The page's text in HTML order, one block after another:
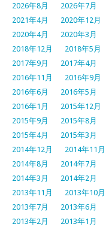
2026年8月 2026年7月
2021年4月
2020年12月
2020年4月
2020年3月
2018年12月
2018年5月
2017年9月
2017年4月
2016年11月
2016年9月
2016年6月
2016年5月
2016年1月
2015年12月
2015年9月
2015年8月
2015年4月
2015年3月
2014年12月
2014年11月
2014年8月
2014年7月
2014年3月
2014年2月
2013年11月
2013年10月
2013年7月
2013年6月
2013年2月
2013年1月